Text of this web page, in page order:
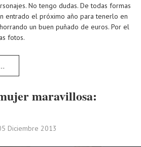
No tengo dudas. De todas formas
entrado el próximo año para tenerlo en
un buen puñado de euros. Por el
fotos.
maravillosa:
Diciembre 2013